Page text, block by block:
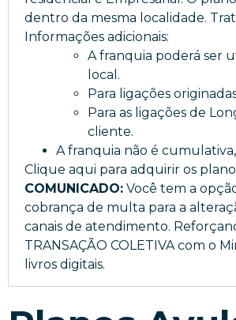
dentro da mesma localidade.
Informações adicionais:
A franquia poderá ser
local.
Para ligações
Para as ligações de
cliente.
A franquia não é
Clique aqui para adquirir os
COMUNICADO: Você tem a
cobrança de multa para a
canais de atendimento.
TRANSAÇÃO COLETIVA com o
livros digitais.